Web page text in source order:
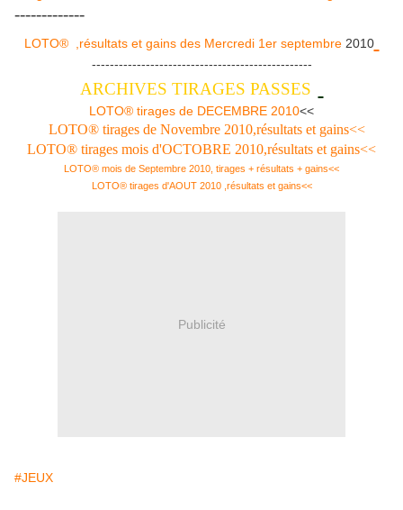
-------------
LOTO® ,résultats et gains des Mercredi 1er septembre2010
-------------------------------------------------
ARCHIVES TIRAGES PASSES
LOTO® tirages de DECEMBRE 2010<<
LOTO® tirages de Novembre 2010,résultats et gains<<
LOTO® tirages mois d'OCTOBRE 2010,résultats et gains<<
LOTO® mois de Septembre 2010, tirages + résultats + gains<<
LOTO® tirages d'AOUT 2010 ,résultats et gains<<
Publicité
#JEUX